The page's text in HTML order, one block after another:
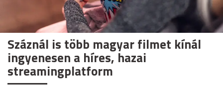
Száznál is több magyar filmet kínál
ingyenesen a híres, hazai
streamingplatform